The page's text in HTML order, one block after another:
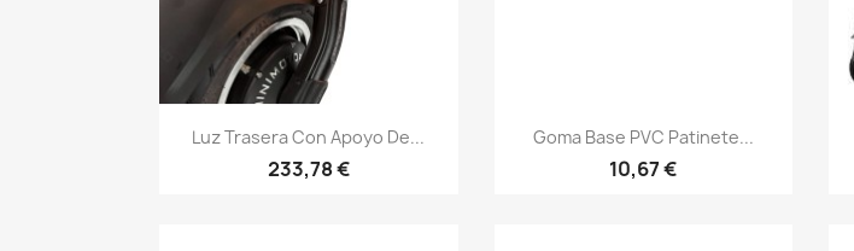
Vista rápida
Luz Trasera Con Apoyo De...
233,78 €
Vista rápida
Goma Base PVC Patinete...
10,67 €